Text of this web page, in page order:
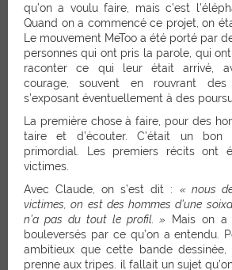
qu’on a voulu faire, mais c’est
Quand on a commencé ce projet, on
Le mouvement MeToo a été porté par
personnes qui ont pris la parole, qui
raconter ce qui leur était arrivé,
courage, souvent en rouvrant
s’exposant éventuellement à des
La première chose à faire, pour des
taire et d’écouter. C’était un bon
primordial. Les premiers récits ont
victimes.
Avec Claude, on s’est dit : « nous
victimes, on est des hommes d’une
n’a pas du tout le profil. » Mais on a
bouleversés par ce qu’on a entendu.
ambitieux que cette bande
prenne aux tripes. il fallait un sujet